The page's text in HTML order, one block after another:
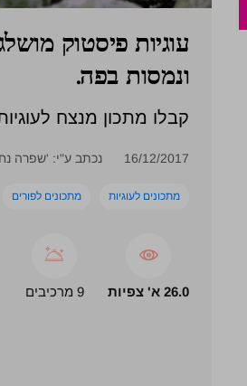
עוגיות פיסטוק
ונמסות בפה.
קבלו מתכון מנצח
16/12/2017 נכתב ע"י: 'שפרה
מתכונים לעוגיות מתכונים לפורים
26.0 א' צפיות 9 מרכיבים